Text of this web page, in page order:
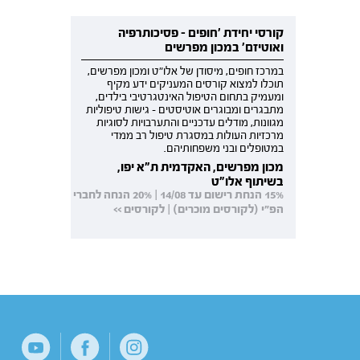
קורסי יחידת 'חופים - פסיכותרפיה
ואוטיזם' במכון מפרשים
במרכז חופים, מיסודן של אלו"ט ומכון מפרשים,
תוכלו למצוא קורסים המעניקים ידע מקיף
ומעמיק בתחום הטיפול האינטגרטיבי בילדים,
מתבגרים ומבוגרים אוטיסטים - גישות טיפוליות
מגוונות, מודלים עדכניים והתערבויות לסוגיות
מרכזיות העולות במסגרת טיפול רב ממדי
במטופלים ובני משפחותיהם.
מכון מפרשים, האקדמית ת"א יפו,
בשיתוף אלו"ט
15% הנחת רישום עד 14/08 | 20% הנחה לחברי
הפ"י (לקורסים מוכרים) | לקורסים >>